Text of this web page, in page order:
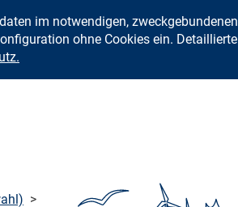
im notwendigen, zweckgebundenen
ohne Cookies ein. Detaillierte
>